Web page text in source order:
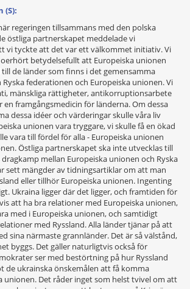
(S):
regeringen tillsammans med den polska
östliga partnerskapet meddelade vi
vi tyckte att det var ett välkommet initiativ. Vi
betydelsefullt att Europeiska unionen
de länder som finns i det gemensamma
federationen och Europeiska unionen. Vi
mänskliga rättigheter, antikorruptionsarbete
framgångsmedicin för länderna. Om dessa
dessa idéer och värderingar skulle våra liv
unionen vara tryggare, vi skulle få en ökad
vara till fördel för alla - Europeiska unionen
Östliga partnerskapet ska inte utvecklas till
mellan Europeiska unionen och Ryska
sett mängder av tidningsartiklar om att man
eller tillhör Europeiska unionen. Ingenting
Ukraina ligger där det ligger, och framtiden för
att ha bra relationer med Europeiska unionen,
med i Europeiska unionen, och samtidigt
med Ryssland. Alla länder tjänar på att
sina närmaste grannländer. Det är så välstånd,
byggs. Det gäller naturligtvis också för
ser med bestörtning på hur Ryssland
de ukrainska önskemålen att få komma
unionen. Det råder inget som helst tvivel om att